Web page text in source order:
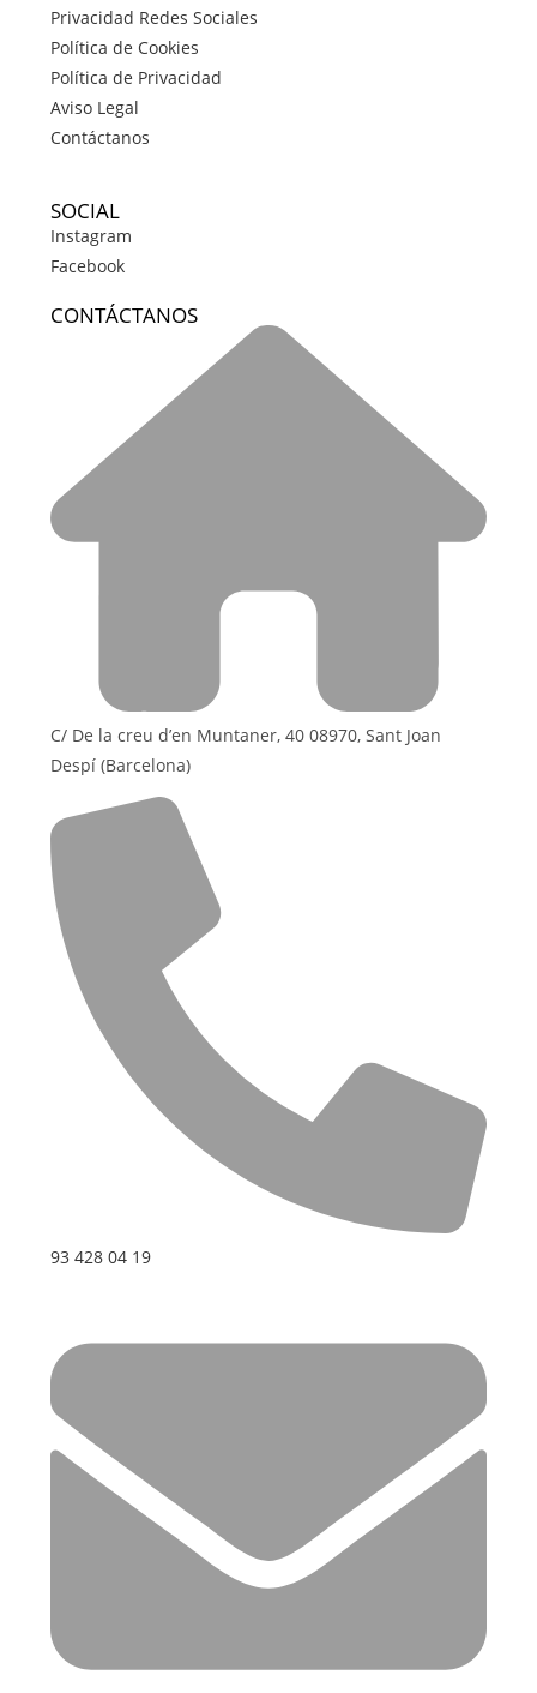
Privacidad Redes Sociales
Política de Cookies
Política de Privacidad
Aviso Legal
Contáctanos
SOCIAL
Instagram
Facebook
CONTÁCTANOS
C/ De la creu d’en Muntaner, 40 08970, Sant Joan
Despí (Barcelona)
93 428 04 19